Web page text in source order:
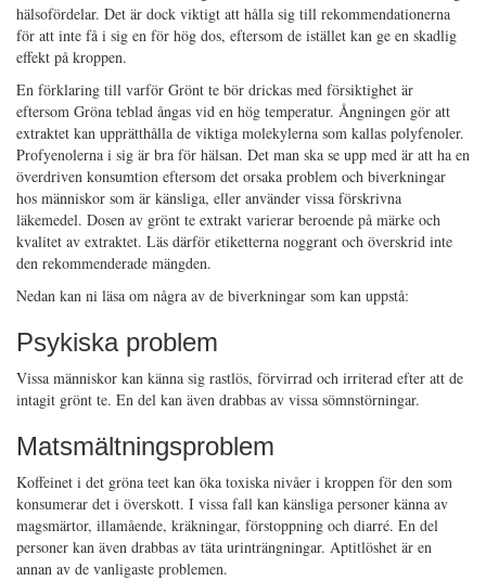
hälsofördelar. Det är dock viktigt att hålla sig till rekommendationerna
för att inte få i sig en för hög dos, eftersom de istället kan ge en skadlig
effekt på kroppen.
En förklaring till varför Grönt te bör drickas med försiktighet är
eftersom Gröna teblad ångas vid en hög temperatur. Ångningen gör att
extraktet kan upprätthålla de viktiga molekylerna som kallas polyfenoler.
Profyenolerna i sig är bra för hälsan. Det man ska se upp med är att ha en
överdriven konsumtion eftersom det orsaka problem och biverkningar
hos människor som är känsliga, eller använder vissa förskrivna
läkemedel. Dosen av grönt te extrakt varierar beroende på märke och
kvalitet av extraktet. Läs därför etiketterna noggrant och överskrid inte
den rekommenderade mängden.
Nedan kan ni läsa om några av de biverkningar som kan uppstå:
Psykiska problem
Vissa människor kan känna sig rastlös, förvirrad och irriterad efter att de
intagit grönt te. En del kan även drabbas av vissa sömnstörningar.
Matsmältningsproblem
Koffeinet i det gröna teet kan öka toxiska nivåer i kroppen för den som
konsumerar det i överskott. I vissa fall kan känsliga personer känna av
magsmärtor, illamående, kräkningar, förstoppning och diarré. En del
personer kan även drabbas av täta urinträngningar. Aptitlöshet är en
annan av de vanligaste problemen.